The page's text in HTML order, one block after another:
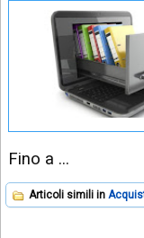
Fino a …
Articoli simili in